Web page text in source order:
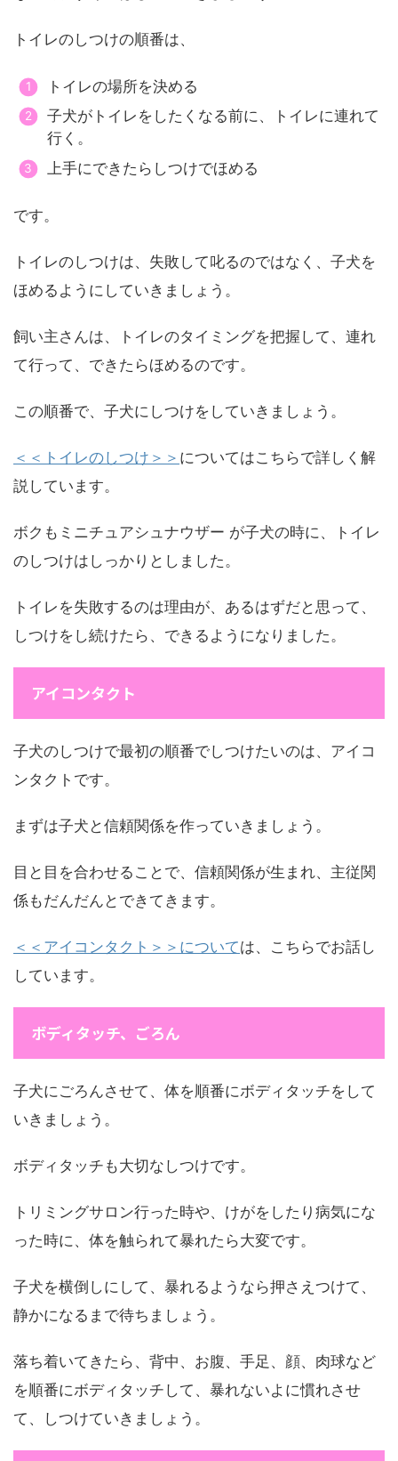
トイレのしつけの順番は、
トイレの場所を決める
子犬がトイレをしたくなる前に、トイレに連れて
行く。
上手にできたらしつけでほめる
です。
トイレのしつけは、失敗して叱るのではなく、子犬を
ほめるようにしていきましょう。
飼い主さんは、トイレのタイミングを把握して、連れ
て行って、できたらほめるのです。
この順番で、子犬にしつけをしていきましょう。
＜＜トイレのしつけ＞＞ についてはこちらで詳しく解
説しています。
ボクもミニチュアシュナウザー が子犬の時に、トイレ
のしつけはしっかりとしました。
トイレを失敗するのは理由が、あるはずだと思って、
しつけをし続けたら、できるようになりました。
アイコンタクト
子犬のしつけで最初の順番でしつけたいのは、アイコ
ンタクトです。
まずは子犬と信頼関係を作っていきましょう。
目と目を合わせることで、信頼関係が生まれ、主従関
係もだんだんとできてきます。
＜＜アイコンタクト＞＞については、こちらでお話し
しています。
ボディタッチ、ごろん
子犬にごろんさせて、体を順番にボディタッチをして
いきましょう。
ボディタッチも大切なしつけです。
トリミングサロン行った時や、けがをしたり病気にな
った時に、体を触られて暴れたら大変です。
子犬を横倒しにして、暴れるようなら押さえつけて、
静かになるまで待ちましょう。
落ち着いてきたら、背中、お腹、手足、顔、肉球など
を順番にボディタッチして、暴れないよに慣れさせ
て、しつけていきましょう。